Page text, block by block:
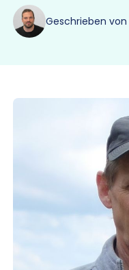
Geschrieben von